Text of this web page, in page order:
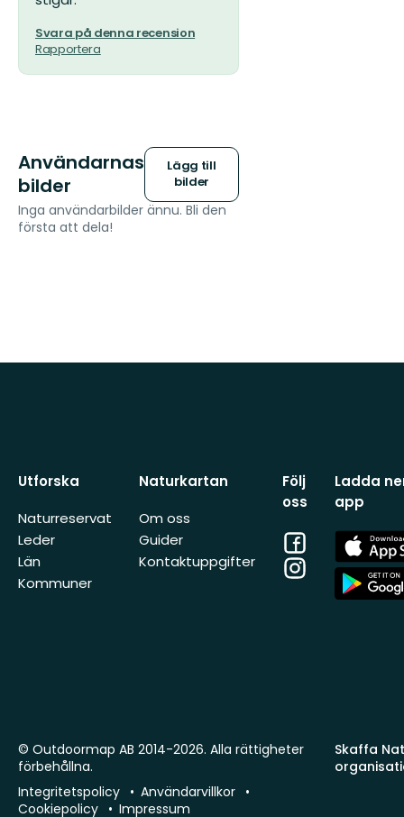
Svara på denna recension
Rapportera
Användarnas
bilder
Lägg till
bilder
Inga användarbilder ännu. Bli den
första att dela!
Utforska
Naturreservat
Leder
Län
Kommuner
Naturkartan
Om oss
Guider
Kontaktuppgifter
Följ
oss
Facebook
Instagram
Ladda
app
App
Store
App
Store
Skaffa
© Outdoormap AB 2014-2026. Alla rättigheter
förbehållna.
Integritetspolicy
Användarvillkor
Cookiepolicy
Impressum